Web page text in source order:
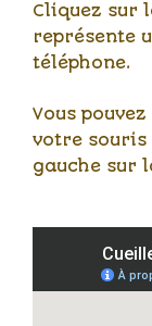
Cliquez sur
représente
téléphone.
Vous
votre souris
gauche sur